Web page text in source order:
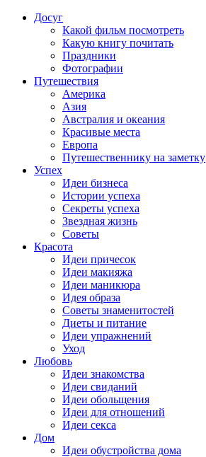
Досуг
Какой фильм посмотреть
Какую книгу почитать
Праздники
Фотографии
Путешествия
Америка
Азия
Австралия и океания
Красивые места
Европа
Путешественнику на заметку
Успех
Идеи бизнеса
Истории успеха
Секреты успеха
Звездная жизнь
Советы
Красота
Идеи причесок
Идеи макияжа
Идеи маникюра
Идея образа
Советы знаменитостей
Диеты и питание
Идеи упражнений
Уход
Любовь
Идеи знакомства
Идеи свиданий
Идеи обольщения
Идеи для отношений
Идеи секса
Дом
Идеи обустройства дома